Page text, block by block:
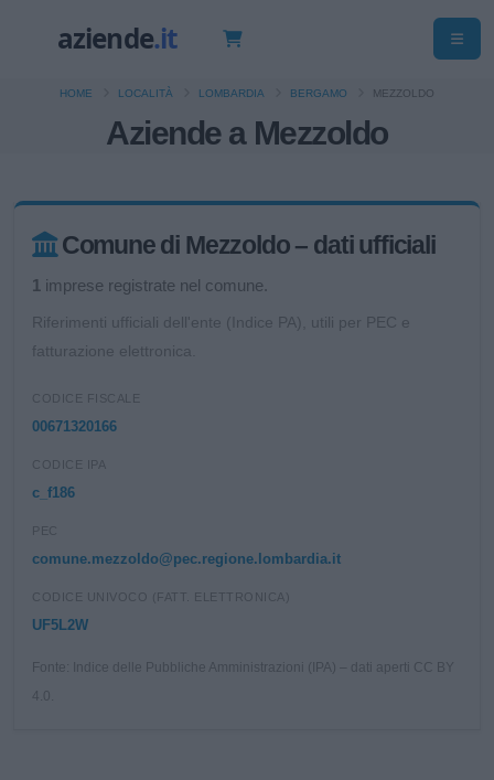
Aziende a Mezzoldo
HOME LOCALITÀ LOMBARDIA BERGAMO MEZZOLDO
Comune di Mezzoldo – dati ufficiali
1 imprese registrate nel comune.
Riferimenti ufficiali dell'ente (Indice PA), utili per PEC e
fatturazione elettronica.
CODICE FISCALE
00671320166
CODICE IPA
c_f186
PEC
comune.mezzoldo@pec.regione.lombardia.it
CODICE UNIVOCO (FATT. ELETTRONICA)
UF5L2W
Fonte: Indice delle Pubbliche Amministrazioni (IPA) – dati aperti CC BY